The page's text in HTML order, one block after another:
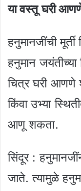
या वस्तू घरी
हनुमानजींची
हनुमान जयंतीच्या
चित्र घरी आणणे
किंवा उभ्या
आणू शकता.
सिंदूर :
जाते. त्यामुळे